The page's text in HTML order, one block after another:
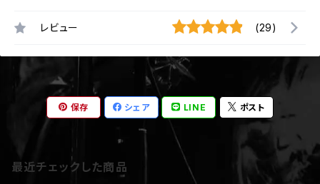
レビュー (29)
保存 シェア LINE ポスト
最近チェックした商品